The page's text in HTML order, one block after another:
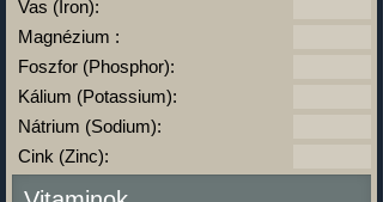
Vas (Iron):
Magnézium :
Foszfor (Phosphor):
Kálium (Potassium):
Nátrium (Sodium):
Cink (Zinc):